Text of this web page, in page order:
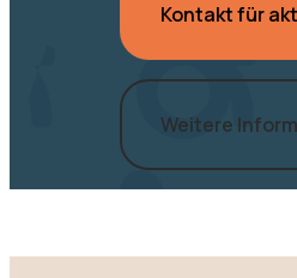
Kontakt für
Weitere